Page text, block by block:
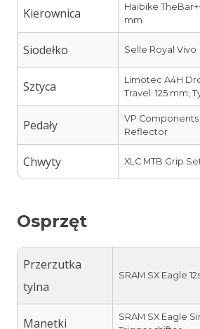
Kierownica
Haibike
mm
Siodełko Selle Royal Vivo
Sztyca
Limotec A4H
Travel: 125 mm,
Pedały
VP Components
Reflector
Chwyty XLC MTB Grip
Osprzęt
Przerzutka
tylna
SRAM SX Eagle
Manetki
SRAM SX Eagle